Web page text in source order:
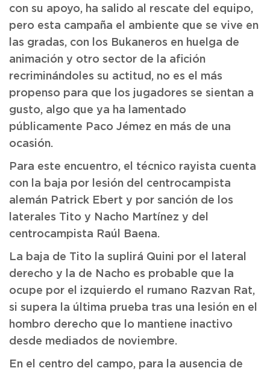
con su apoyo, ha salido al rescate del equipo,
pero esta campaña el ambiente que se vive en
las gradas, con los Bukaneros en huelga de
animación y otro sector de la afición
recriminándoles su actitud, no es el más
propenso para que los jugadores se sientan a
gusto, algo que ya ha lamentado
públicamente Paco Jémez en más de una
ocasión.
Para este encuentro, el técnico rayista cuenta
con la baja por lesión del centrocampista
alemán Patrick Ebert y por sanción de los
laterales Tito y Nacho Martínez y del
centrocampista Raúl Baena.
La baja de Tito la suplirá Quini por el lateral
derecho y la de Nacho es probable que la
ocupe por el izquierdo el rumano Razvan Rat,
si supera la última prueba tras una lesión en el
hombro derecho que lo mantiene inactivo
desde mediados de noviembre.
En el centro del campo, para la ausencia de